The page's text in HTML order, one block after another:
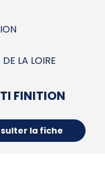
DE LA LOIRE
FINITION
la fiche